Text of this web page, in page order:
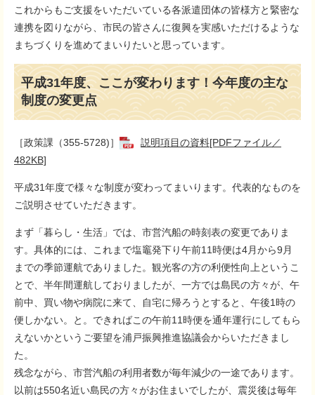
これからもご支援をいただいている各派遣団体の皆様方と緊密な
連携を図りながら、市民の皆さんに復興を実感いただけるような
まちづくりを進めてまいりたいと思っています。
平成31年度、ここが変わります！今年度の主な
制度の変更点
［政策課（355-5728)］
説明項目の資料[PDFファイル／
482KB]
平成31年度で様々な制度が変わってまいります。代表的なものを
ご説明させていただきます。
まず「暮らし・生活」では、市営汽船の時刻表の変更でありま
す。具体的には、これまで塩竈発下り午前11時便は4月から9月
までの季節運航でありました。観光客の方の利便性向上というこ
とで、半年間運航しておりましたが、一方では島民の方々が、午
前中、買い物や病院に来て、自宅に帰ろうとすると、午後1時の
便しかない。と。できればこの午前11時便を通年運行にしてもら
えないかというご要望を浦戸振興推進協議会からいただきまし
た。
残念ながら、市営汽船の利用者数が毎年減少の一途であります。
以前は550名近い島民の方々がお住まいでしたが、震災後は毎年